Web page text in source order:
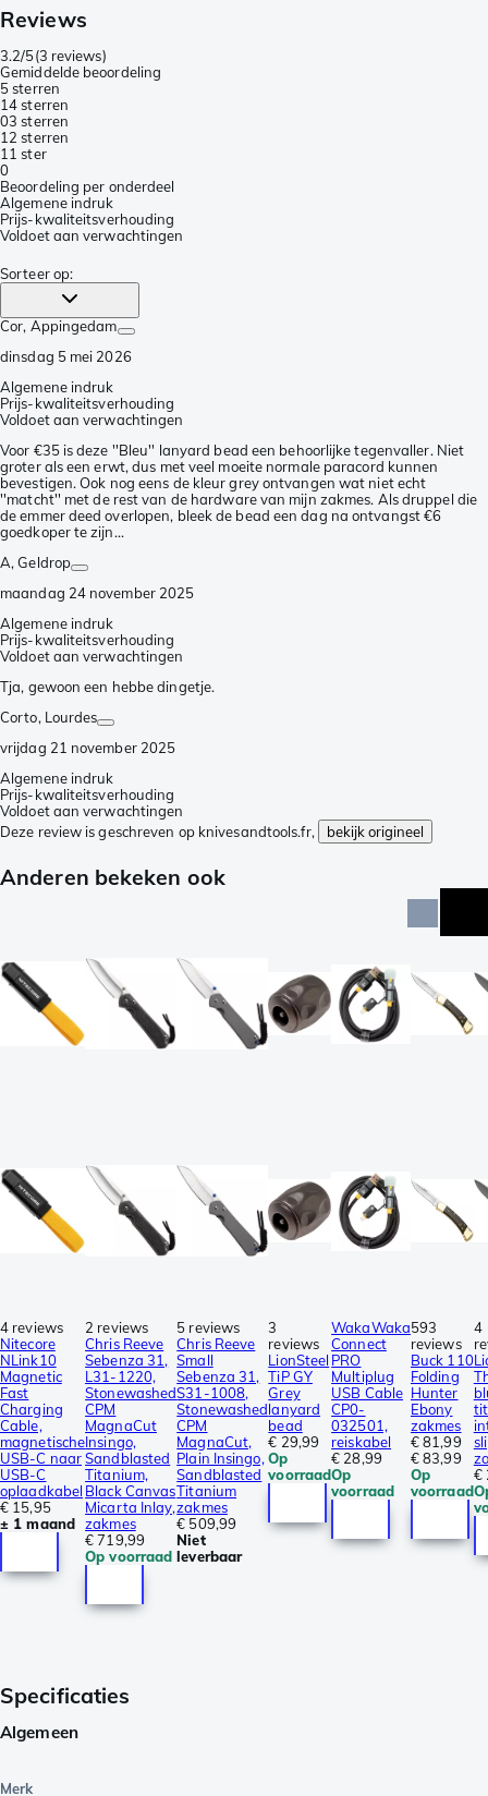
Reviews
3.2/5(3 reviews)
Gemiddelde beoordeling
5 sterren
14 sterren
03 sterren
1 2 sterren
1 1 ster
0
Beoordeling per onderdeel
Algemene indruk
Prijs-kwaliteitsverhouding
Voldoet aan verwachtingen
Sorteer op:
Cor, Appingedam
dinsdag 5 mei 2026
Algemene indruk
Prijs-kwaliteitsverhouding
Voldoet aan verwachtingen
Voor €35 is deze ''Bleu'' lanyard bead een behoorlijke tegenvaller. Niet
groter als een erwt, dus met veel moeite normale paracord kunnen
bevestigen. Ook nog eens de kleur grey ontvangen wat niet echt
''matcht'' met de rest van de hardware van mijn zakmes. Als druppel die
de emmer deed overlopen, bleek de bead een dag na ontvangst €6
goedkoper te zijn...
A, Geldrop
maandag 24 november 2025
Algemene indruk
Prijs-kwaliteitsverhouding
Voldoet aan verwachtingen
Tja, gewoon een hebbe dingetje.
Corto, Lourdes
vrijdag 21 november 2025
Algemene indruk
Prijs-kwaliteitsverhouding
Voldoet aan verwachtingen
Deze review is geschreven op knivesandtools.fr,
bekijk origineel
Anderen bekeken ook
4 reviews
Nitecore
NLink10
Magnetic
Fast
Charging
Cable,
magnetische
USB-C naar
USB-C
oplaadkabel
€ 15,95
± 1 maand
2 reviews
Chris Reeve
Sebenza 31,
L31-1220,
Stonewashed
CPM
MagnaCut
Insingo,
Sandblasted
Titanium,
Black Canvas
Micarta Inlay,
zakmes
€ 719,99
Op voorraad
5 reviews
Chris Reeve
Small
Sebenza 31,
S31-1008,
Stonewashed
CPM
MagnaCut,
Plain Insingo,
Sandblasted
Titanium
zakmes
€ 509,99
Niet
leverbaar
3
reviews
LionSteel
TiP GY
Grey
lanyard
bead
€ 29,99
Op
voorraad
WakaWaka
Connect
PRO
Multiplug
USB Cable
CP0-
032501,
reiskabel
€ 28,99
Op
voorraad
593
reviews
Buck 110
Folding
Hunter
Ebony
zakmes
€ 81,99
€ 83,99
Op
voorraad
4
€
Specificaties
Algemeen
Merk